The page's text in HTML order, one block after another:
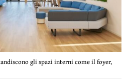
gli spazi interni come il foyer,